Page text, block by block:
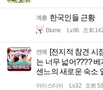
계층 한국인들 근황
Blume Lv.86 조회
연예 [전지적 참견 시
는 너무 넓어????
센느의 새로운 숙소
아이스티이 Lv.32 조회